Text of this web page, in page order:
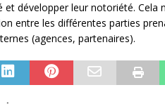
et développer leur notoriété.
entre les différentes parties
(agences, partenaires).